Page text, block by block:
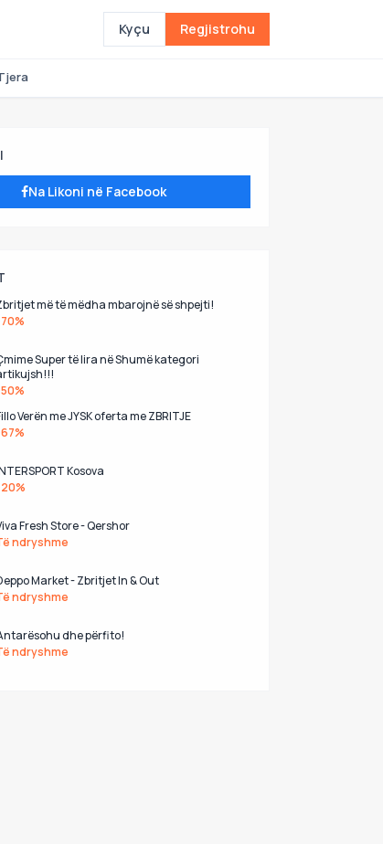
Kyçu Regjistrohu
Na Likoni në Facebook
më të mëdha mbarojnë së shpejti!
Super të lira në Shumë kategori
Verën me JYSK oferta me ZBRITJE
Kosova
Fresh Store - Qershor
ndryshme
Market - Zbritjet In & Out
ndryshme
dhe përfito!
ndryshme